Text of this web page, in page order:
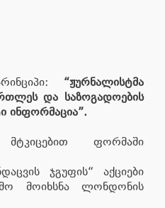
“ჟურნალისტმა
და საზოგადოების
ინფორმაცია”.
ფორმაში
ჯგუფის“ აქციები
მოიხსნა ლონდონის